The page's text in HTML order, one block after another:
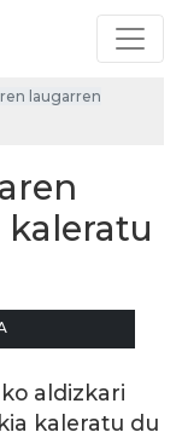
laugarren
aldizkari
kaleratu du